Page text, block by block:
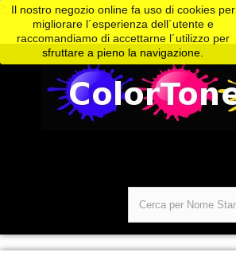
Il nostro negozio online fa uso di cookies per
migliorare l´esperienza dell´utente e
raccomandiamo di accettarne l´utilizzo per
sfruttare a pieno la navigazione.